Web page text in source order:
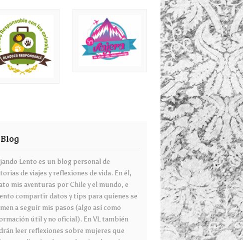
Lento es un blog personal de
de viajes y reflexiones de vida. En él,
mis aventuras por Chile y el mundo, e
compartir datos y tips para quienes se
a seguir mis pasos (algo así como
útil y no oficial). En VL también
leer reflexiones sobre mujeres que